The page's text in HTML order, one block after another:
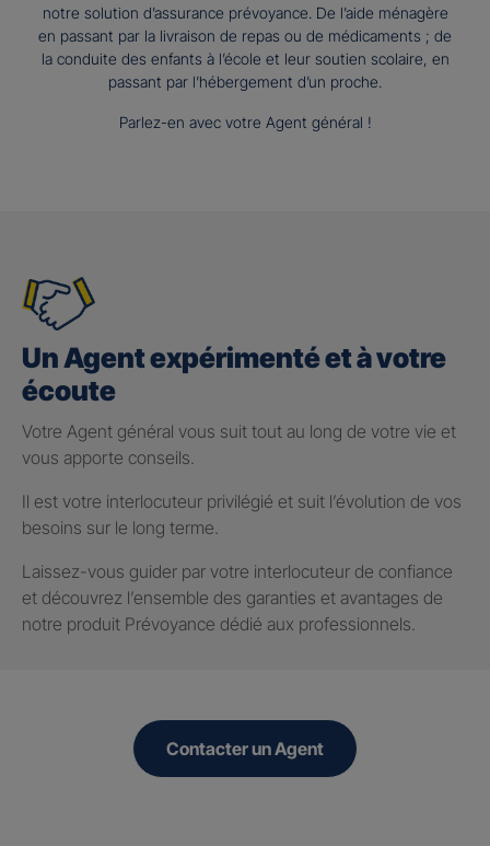
notre solution d’assurance prévoyance. De l’aide ménagère
en passant par la livraison de repas ou de médicaments ; de
la conduite des enfants à l’école et leur soutien scolaire, en
passant par l’hébergement d’un proche.
Parlez-en avec votre Agent général !
Un Agent expérimenté et à votre
écoute
Votre Agent général vous suit tout au long de votre vie et
vous apporte conseils.
Il est votre interlocuteur privilégié et suit l’évolution de vos
besoins sur le long terme.
Laissez-vous guider par votre interlocuteur de confiance
et découvrez l’ensemble des garanties et avantages de
notre produit Prévoyance dédié aux professionnels.
Contacter un Agent